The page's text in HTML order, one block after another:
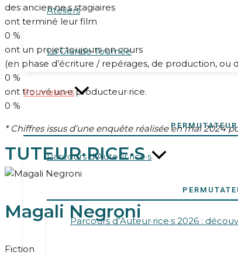
Ateliers
La Grande Tournée
Formations
Parcours d’Auteur·rice·s
Parcours d’Auteur·rice·s 2026 :
des ancien·ne·s stagiaires
ont terminé leur film
0 %
ont un projet toujours en cours
(en phase d’écriture / repérages, de production, ou
0 %
ont trouvé un·e producteur·rice.
0 %
* Chiffres issus d’une enquête réalisée en mai 2024
TUTEUR·RICE·S
Magali Negroni
Fiction